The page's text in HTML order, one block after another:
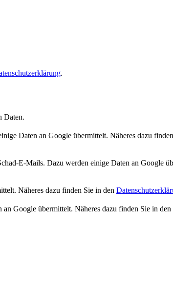
.
Daten.
Daten an Google übermittelt. Näheres dazu
E-Mails. Dazu werden einige Daten an Google
Näheres dazu finden Sie in den
Google übermittelt. Näheres dazu finden Sie in den